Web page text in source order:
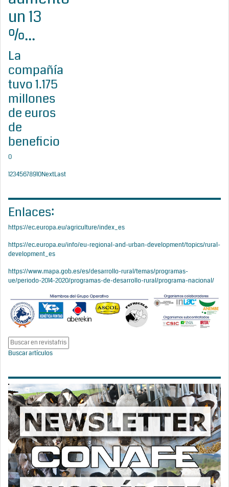
un 13
%...
La
compañía
tuvo 1.175
millones
de euros
de
beneficio
0
12345678910NextLast
Enlaces:
https://ec.europa.eu/agriculture/index_es
https://ec.europa.eu/info/eu-regional-and-urban-development/topics/rural-
development_es
https://www.mapa.gob.es/es/desarrollo-rural/temas/programas-
ue/periodo-2014-2020/programas-de-desarrollo-rural/programa-nacional/
Buscar artículos